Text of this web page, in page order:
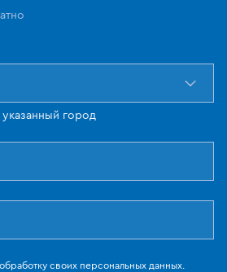
город
своих персональных данных.